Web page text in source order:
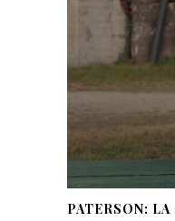
PATERSON: